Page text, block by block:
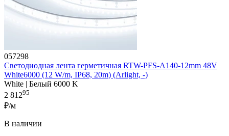
057298
Светодиодная лента герметичная RTW-PFS-A140-12mm 48V
White6000 (12 W/m, IP68, 20m) (Arlight, -)
White | Белый 6000 K
2 81295
₽/м
В наличии